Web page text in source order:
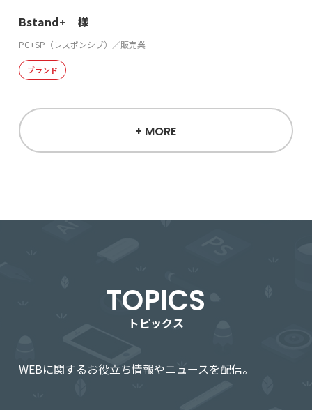
Bstand+ 様
PC+SP（レスポンシブ）／販売業
ブランド
+ MORE
TOPICS
トピックス
WEBに関するお役立ち情報やニュースを配信。